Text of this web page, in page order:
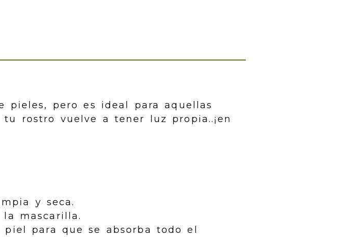
pieles, pero es ideal para aquellas
rostro vuelve a tener luz propia..¡en
y seca.
mascarilla.
para que se absorba todo el